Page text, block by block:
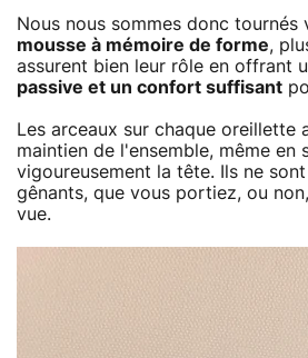
Nous nous sommes donc tournés
mousse à mémoire de forme,
assurent bien leur rôle en offrant
passive et un confort suffisant
Les arceaux sur chaque oreillette
maintien de l'ensemble, même en
vigoureusement la tête. Ils ne
gênants, que vous portiez, ou
vue.